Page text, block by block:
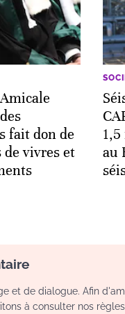
fait don de
de vivres et
au
et de dialogue. Afin
à consulter nos règles